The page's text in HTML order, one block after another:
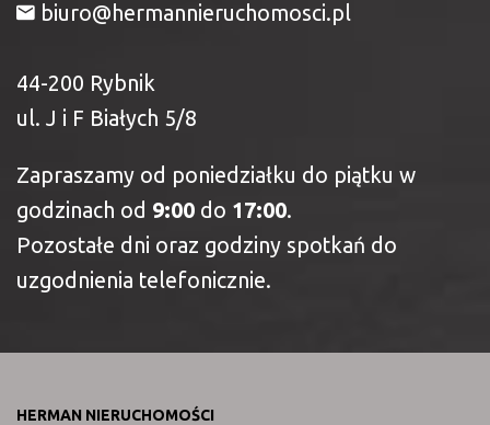
biuro@hermannieruchomosci.pl
44-200 Rybnik
ul. J i F Białych 5/8
Zapraszamy od poniedziałku do piątku w
godzinach od 9:00 do 17:00.
Pozostałe dni oraz godziny spotkań do
uzgodnienia telefonicznie.
HERMAN NIERUCHOMOŚCI